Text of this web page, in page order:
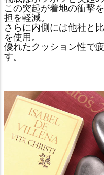
この突起が着地の衝撃
担を軽減。
さらに内側には他社と
を使用。
優れたクッション性で
す。